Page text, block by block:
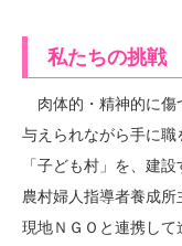
私たちの挑戦
肉体的・精神的に傷
与えられながら手に職
「子ども村」を、建
農村婦人指導者養成所
現地ＮＧＯと連携して